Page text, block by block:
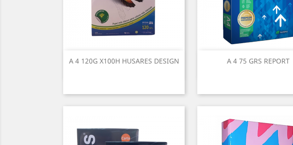
A 4 120G X100H HUSARES DESIGN A 4 75 GRS REPORT